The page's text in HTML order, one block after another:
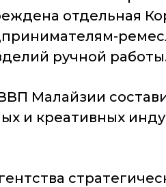
отдельная
ручной
Малайзии
и креативных